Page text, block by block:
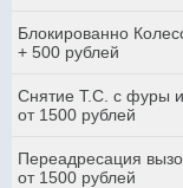
Блокированно
+ 500 рублей
Снятие Т.С. с фуры
от 1500 рублей
Переадресация
от 1500 рублей